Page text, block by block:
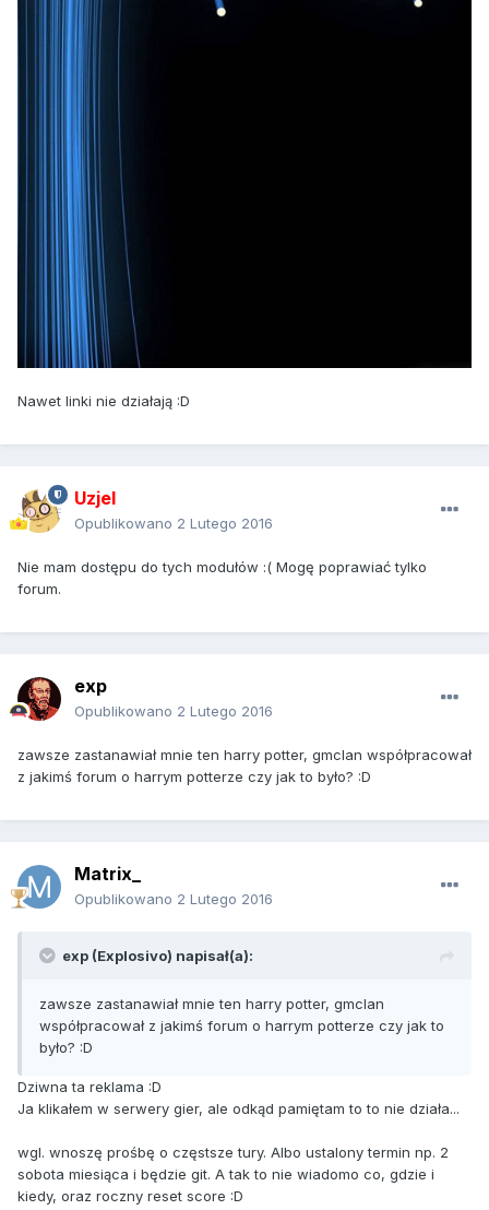
Nawet linki nie działają :D
Uzjel
Opublikowano 2 Lutego 2016
Nie mam dostępu do tych modułów :( Mogę poprawiać tylko
forum.
exp
Opublikowano 2 Lutego 2016
zawsze zastanawiał mnie ten harry potter, gmclan współpracował
z jakimś forum o harrym potterze czy jak to było? :D
Matrix_
Opublikowano 2 Lutego 2016
exp (Explosivo) napisał(a):
zawsze zastanawiał mnie ten harry potter, gmclan
współpracował z jakimś forum o harrym potterze czy jak to
było? :D
Dziwna ta reklama :D
Ja klikałem w serwery gier, ale odkąd pamiętam to to nie działa...
wgl. wnoszę prośbę o częstsze tury. Albo ustalony termin np. 2
sobota miesiąca i będzie git. A tak to nie wiadomo co, gdzie i
kiedy, oraz roczny reset score :D